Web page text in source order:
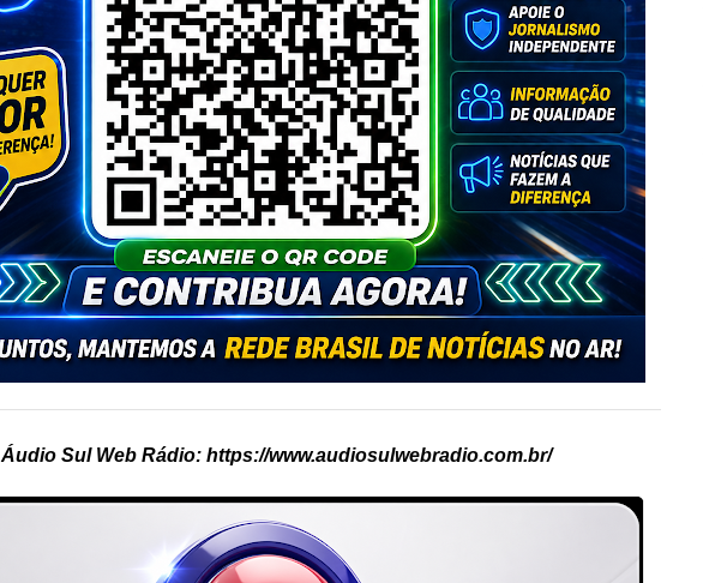
Áudio Sul Web Rádio: https://www.audiosulwebradio.com.br/